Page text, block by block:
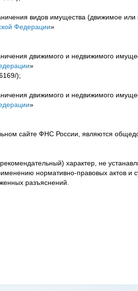
видов имущества (движимое
Федерации»
движимого и недвижимого
»
);
движимого и недвижимого
»
сайте ФНС России, являются
характер, не
нормативно-правовых актов и
разъяснений.